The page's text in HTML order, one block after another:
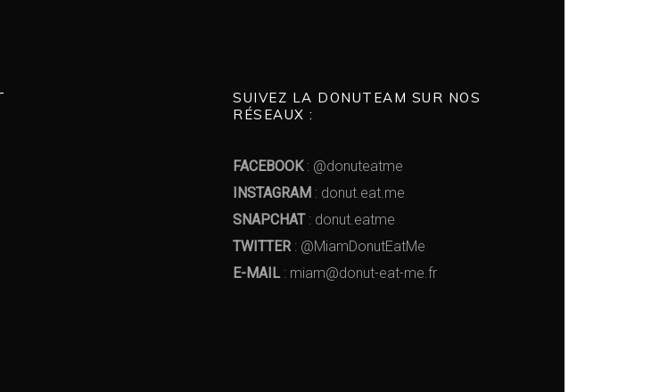
SUIVEZ LA DONUTEAM SUR NOS
RÉSEAUX :
FACEBOOK: @donuteatme
INSTAGRAM : donut.eat.me
SNAPCHAT: donut.eatme
TWITTER: @MiamDonutEatMe
E-MAIL: miam@donut-eat-me.fr